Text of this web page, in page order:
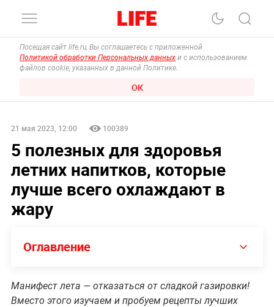
Посещая сайт life.ru, Вы соглашаетесь с приложенной
Политикой обработки Персональных данных и с использованием
файлов cookie, указанных в данной Политике.
ОК
21 мая 2023, 12:00 100389
5 полезных для здоровья
летних напитков, которые
лучше всего охлаждают в
жару
Оглавление
Манифест лета — отказаться от сладкой газировки!
Вместо этого изучаем и пробуем рецепты лучших